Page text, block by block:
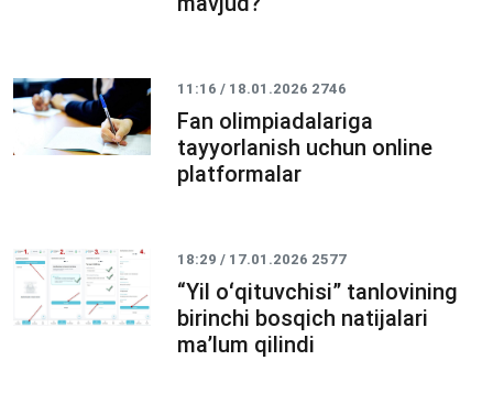
11:16 / 18.01.2026 2746
Fan olimpiadalariga
tayyorlanish uchun online
platformalar
18:29 / 17.01.2026 2577
“Yil oʻqituvchisi” tanlovining
birinchi bosqich natijalari
maʼlum qilindi